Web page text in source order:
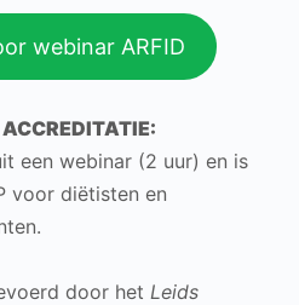
webinar ARFID
een webinar (2 uur) en is
voor diëtisten en
door het Leids